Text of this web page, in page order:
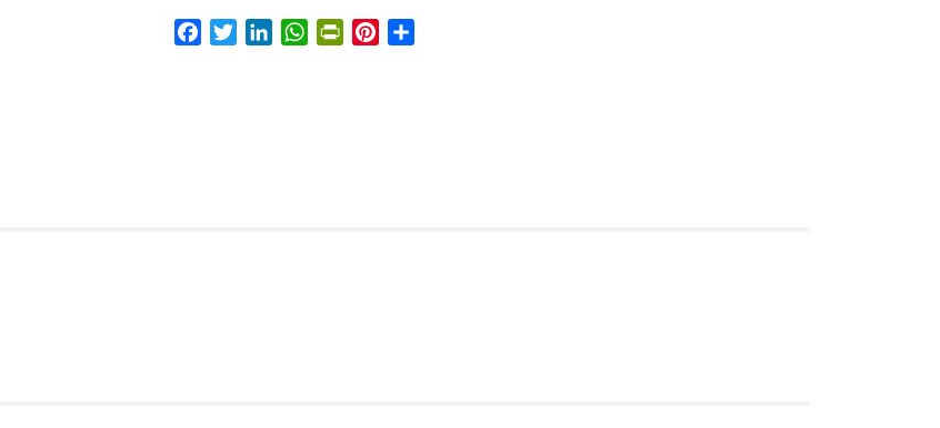
Facebook
Twitter LinkedInWhatsAppPrintFriendly
Pinterest